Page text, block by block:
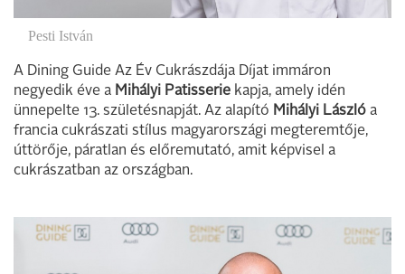
Pesti István
A Dining Guide Az Év Cukrászdája Díjat immáron
negyedik éve a Mihályi Patisserie kapja, amely idén
ünnepelte 13. születésnapját. Az alapító Mihályi László a
francia cukrászati stílus magyarországi megteremtője,
úttörője, páratlan és előremutató, amit képvisel a
cukrászatban az országban.